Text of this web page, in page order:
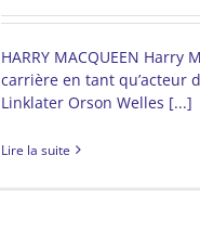
HARRY MACQUEEN Harry
carrière en tant qu’acteur
Linklater Orson Welles [...]
Lire la suite